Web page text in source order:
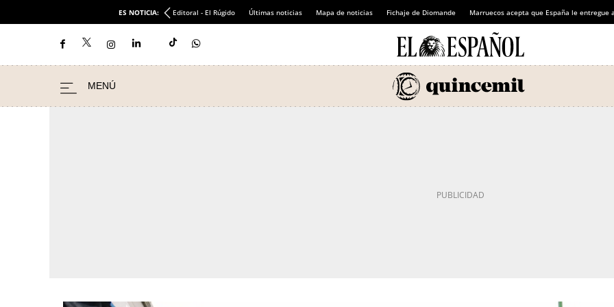
ES NOTICIA: Editoral - El Rúgido Últimas noticias Mapa de noticias Fichaje de Diomande Marruecos acepta que España le entregue